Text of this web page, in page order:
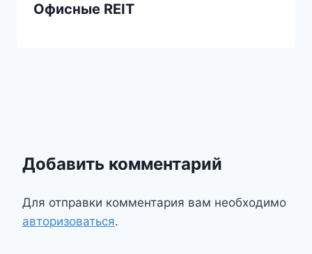
Офисные REIT
Добавить комментарий
Для отправки комментария вам необходимо
авторизоваться.